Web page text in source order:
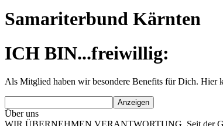
Samariterbund Kärnten
ICH BIN...freiwillig:
Als Mitglied haben wir besondere Benefits für Dich. Hier
Anzeigen
Über uns